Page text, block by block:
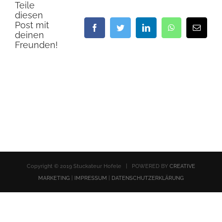
Teile
diesen
Post mit
deinen
Freunden!
FacebookTwitter LinkedIn WhatsApp
E-
Mail
Copyright © 2019 Stuckateur Hofele | POWERED BY CREATIVE
MARKETING| IMPRESSUM DATENSCHUTZERKLÄRUNG